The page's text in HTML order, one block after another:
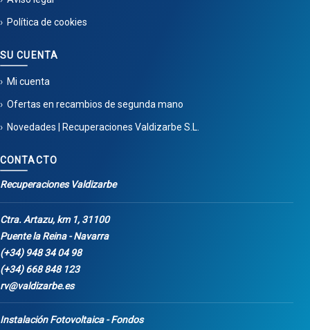
Política de cookies
SU CUENTA
Mi cuenta
Ofertas en recambios de segunda mano
Novedades | Recuperaciones Valdizarbe S.L.
CONTACTO
Recuperaciones Valdizarbe
Ctra. Artazu, km 1, 31100
Puente la Reina - Navarra
(+34) 948 34 04 98
(+34) 668 848 123
rv@valdizarbe.es
Instalación Fotovoltaica - Fondos